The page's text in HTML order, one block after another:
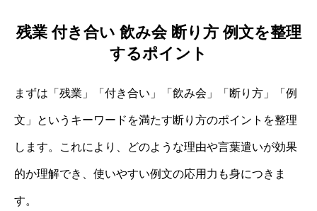
残業 付き合い 飲み会 断り方 例文を整理
するポイント
まずは「残業」「付き合い」「飲み会」「断り方」「例
文」というキーワードを満たす断り方のポイントを整理
します。これにより、どのような理由や言葉遣いが効果
的か理解でき、使いやすい例文の応用力も身につきま
す。